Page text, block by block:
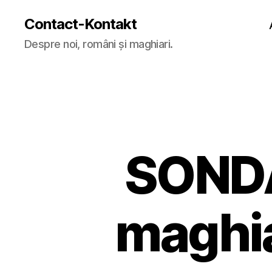
Contact-Kontakt
Despre noi, români și maghiari.